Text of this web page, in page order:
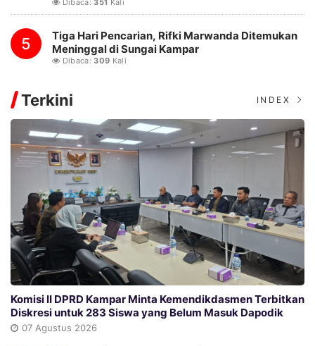
Dibaca:351 Kali
5
Tiga Hari Pencarian, Rifki Marwanda Ditemukan
Meninggal di Sungai Kampar
Dibaca:309 Kali
Terkini INDEX
Komisi II DPRD Kampar Minta Kemendikdasmen Terbitkan
Diskresi untuk 283 Siswa yang Belum Masuk Dapodik
07 Agustus 2026